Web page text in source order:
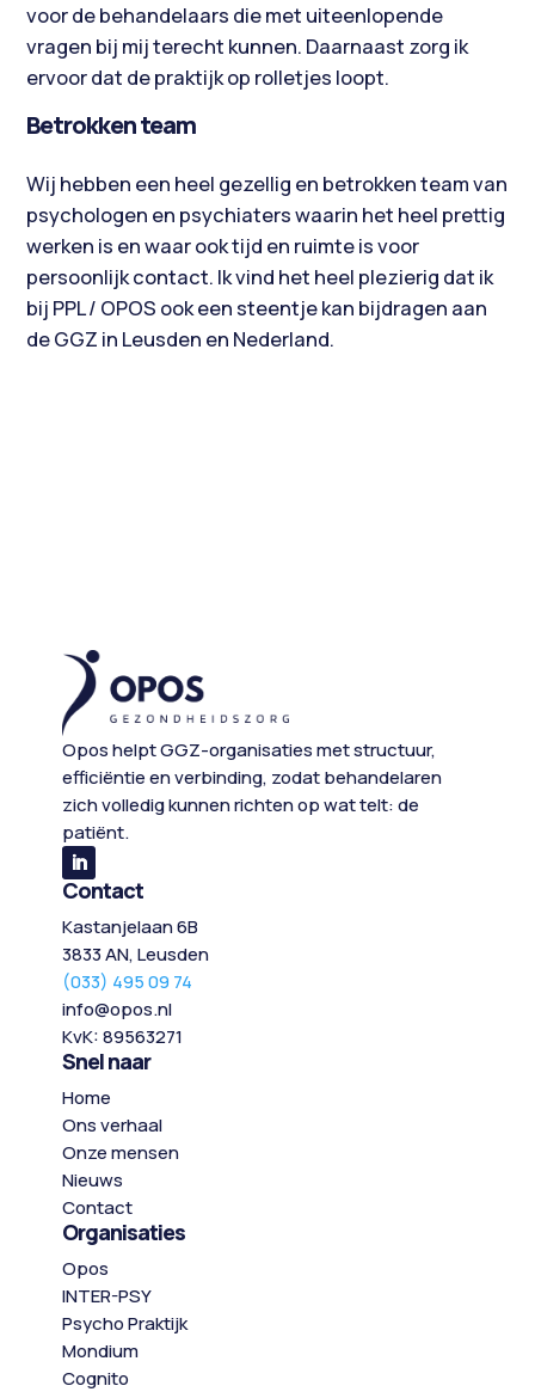
voor de behandelaars die met uiteenlopende
vragen bij mij terecht kunnen. Daarnaast zorg ik
ervoor dat de praktijk op rolletjes loopt.
Betrokken team
Wij hebben een heel gezellig en betrokken team van
psychologen en psychiaters waarin het heel prettig
werken is en waar ook tijd en ruimte is voor
persoonlijk contact. Ik vind het heel plezierig dat ik
bij PPL / OPOS ook een steentje kan bijdragen aan
de GGZ in Leusden en Nederland.
Opos helpt GGZ-organisaties met structuur,
efficiëntie en verbinding, zodat behandelaren
zich volledig kunnen richten op wat telt: de
patiënt.
Contact
Kastanjelaan 6B
3833 AN, Leusden
(033) 495 09 74
info@opos.nl
KvK:89563271
Snel naar
Home
Ons verhaal
Onze mensen
Nieuws
Contact
Organisaties
Opos
INTER-PSY
Psycho Praktijk
Mondium
Cognito